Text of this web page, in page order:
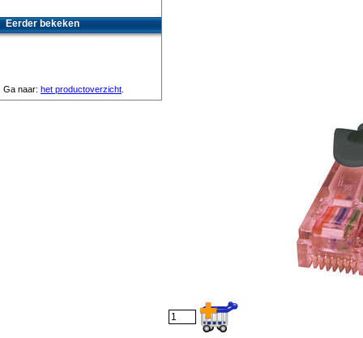
Eerder bekeken
Ga naar: het productoverzicht